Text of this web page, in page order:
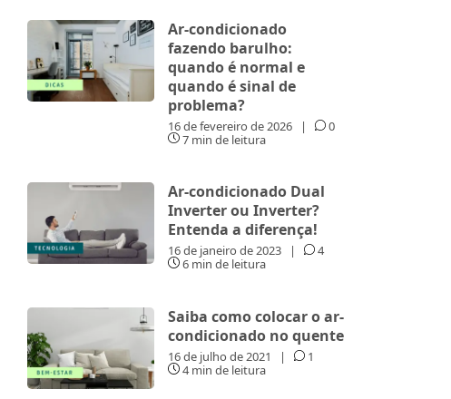
Ar-condicionado
fazendo barulho:
quando é normal e
quando é sinal de
problema?
16 de fevereiro de 2026 |
0
7 min de leitura
Ar-condicionado Dual
Inverter ou Inverter?
Entenda a diferença!
16 de janeiro de 2023 |
4
6 min de leitura
Saiba como colocar o ar-
condicionado no quente
16 de julho de 2021 |
1
4 min de leitura